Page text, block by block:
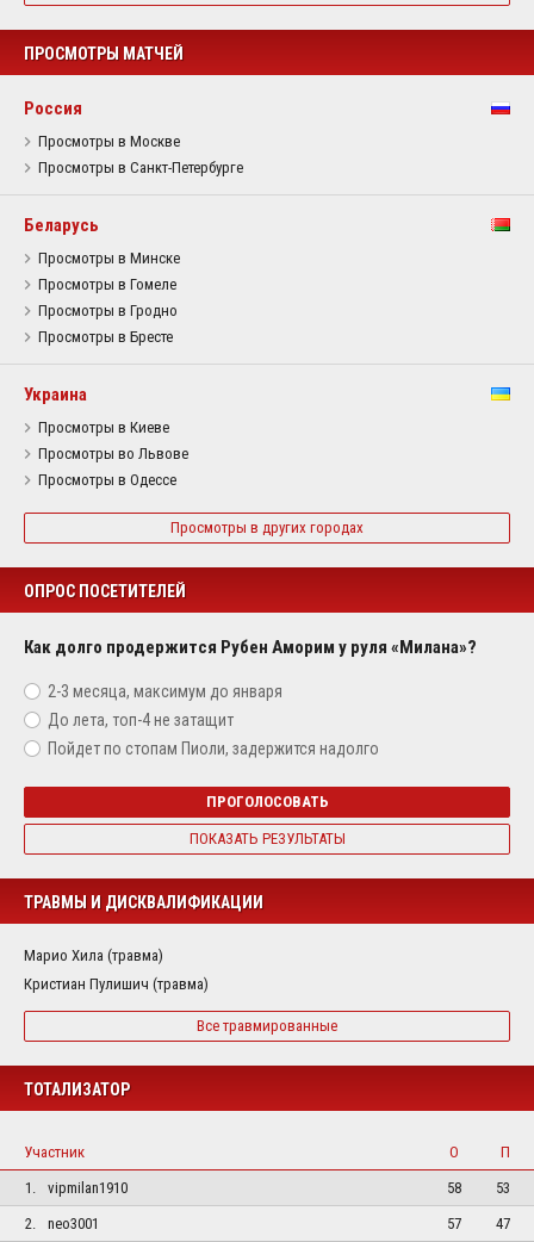
ПРОСМОТРЫ МАТЧЕЙ
Россия
Просмотры в Москве
Просмотры в Санкт-Петербурге
Беларусь
Просмотры в Минске
Просмотры в Гомеле
Просмотры в Гродно
Просмотры в Бресте
Украина
Просмотры в Киеве
Просмотры во Львове
Просмотры в Одессе
Просмотры в других городах
ОПРОС ПОСЕТИТЕЛЕЙ
Как долго продержится Рубен Аморим у руля «Милана»?
2-3 месяца, максимум до января
До лета, топ-4 не затащит
Пойдет по стопам Пиоли, задержится надолго
ПРОГОЛОСОВАТЬ
ПОКАЗАТЬ РЕЗУЛЬТАТЫ
ТРАВМЫ И ДИСКВАЛИФИКАЦИИ
Марио Хила (травма)
Кристиан Пулишич (травма)
Все травмированные
ТОТАЛИЗАТОР
Участник О
П
1.
vipmilan1910 58
53
2.
neo3001 57 47